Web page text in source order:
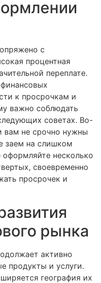
с
процентная
переплате.
к просрочкам и
важно соблюдать
советах. Во-
вам не срочно нужны
заем на слишком
несколько
своевременно
просрочек и
рынка
активно
продукты и услуги.
география их